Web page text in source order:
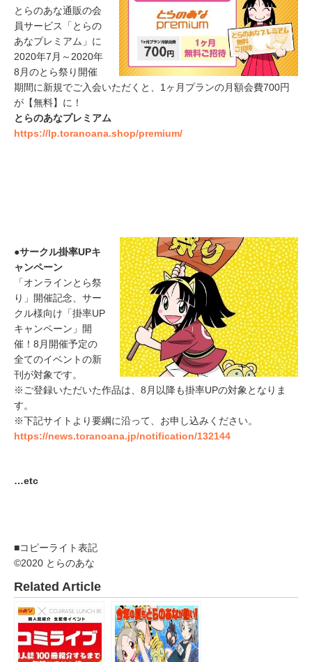
とらのあな通販の会
員サービス「とらの
あなプレミアム」に
2020年7月～2020年
8月のとら祭り開催
期間に新規でご入会いただくと、1ヶ月プランの月額会費700円
が【無料】に！
とらのあなプレミアム
https://lp.toranoana.shop/premium/
●サークル掛率UPキ
ャンペーン
「オンラインとら祭
り」開催記念、サー
クル様向け「掛率UP
キャンペーン」開
催！8月開催予定の
全てのイベントの新
刊が対象です。
※ご登録いただいた作品は、8月以降も掛率UPの対象となりま
す。
※下記サイトより要綱に沿って、お申し込みください。
https://news.toranoana.jp/notification/132144
…etc
■コピーライト表記
©2020 とらのあな
Related Article